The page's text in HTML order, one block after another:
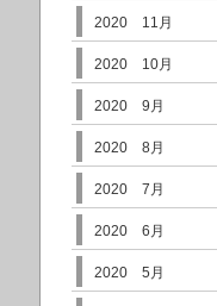
2020 11月
2020 10月
2020 9月
2020 8月
2020 7月
2020 6月
2020 5月